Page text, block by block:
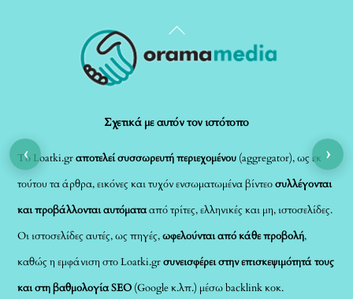
Back
To
Σχετικά με αυτόν τον ιστότοπο
Το Loatki.grαποτελεί συσσωρευτή περιεχομένου (aggregator), ως εκ
τούτου τα άρθρα, εικόνες και τυχόν ενσωματωμένα βίντεοσυλλέγονται
και προβάλλονται αυτόματααπό τρίτες, ελληνικές και μη, ιστοσελίδες.
Οι ιστοσελίδες αυτές, ως πηγές,ωφελούνται από κάθε προβολή,
καθώς η εμφάνιση στο Loatki.grσυνεισφέρει στην επισκεψιμότητά τους
και στη βαθμολογία SEO (Google κ.λπ.) μέσω backlink κοκ.
‹ ›